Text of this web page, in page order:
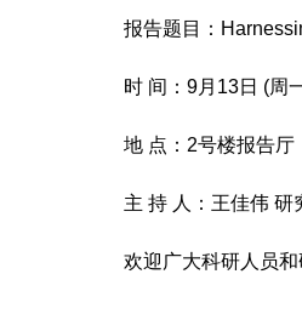
报告题目：
时 间：9月13日 (周
地 点：2号楼报告厅
主 持 人：王佳伟 研
欢迎广大科研人员和